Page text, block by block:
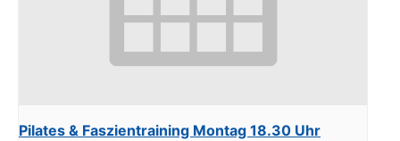
Pilates & Faszientraining Montag 18.30 Uhr